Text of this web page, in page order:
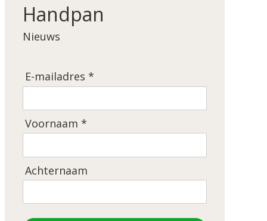
Handpan
Nieuws
E-mailadres *
Voornaam *
Achternaam